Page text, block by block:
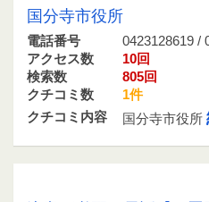
国分寺市役所
電話番号
0423128619 /
アクセス数
10回
検索数
805回
クチコミ数
1件
クチコミ内容
国分寺市役所